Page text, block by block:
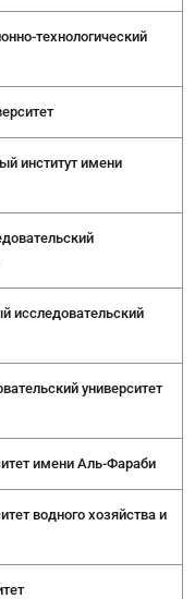
технологический
институт имени
исследовательский
университет
имени Аль-Фараби
водного хозяйства и